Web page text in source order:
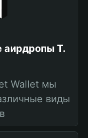
аирдропы T.
Wallet мы
виды